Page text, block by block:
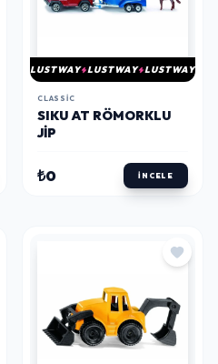
LUSTWAY LUSTWAY LUSTWAY
CLASSIC
SIKU AT RÖMORKLU
JIP
₺0 İNCELE